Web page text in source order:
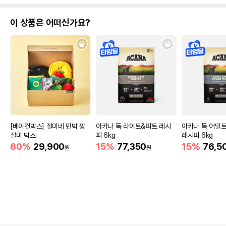
이 상품은 어떠신가요?
[베이컨박스] 절미네 민박 짱
절미 박스
60% 29,900원
아카나 독 라이트&피트 레시
피 6kg
15% 77,350원
아카나 독 어덜
레시피 6kg
15%